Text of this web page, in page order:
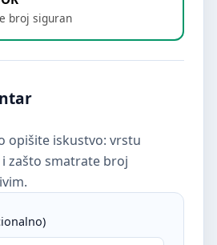
broj siguran
opišite iskustvo: vrstu
zašto smatrate broj